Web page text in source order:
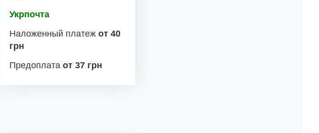
Укрпочта
Наложенный платежот 40
грн
Предоплатаот 37 грн